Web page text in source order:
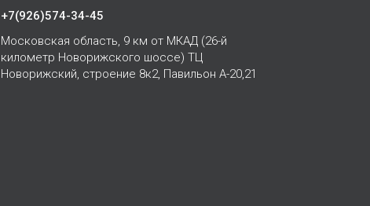
+7(926)574-34-45
Московская область, 9 км от МКАД (26-й
километр Новорижского шоссе) ТЦ
Новорижский, строение 8к2, Павильон А-20,21